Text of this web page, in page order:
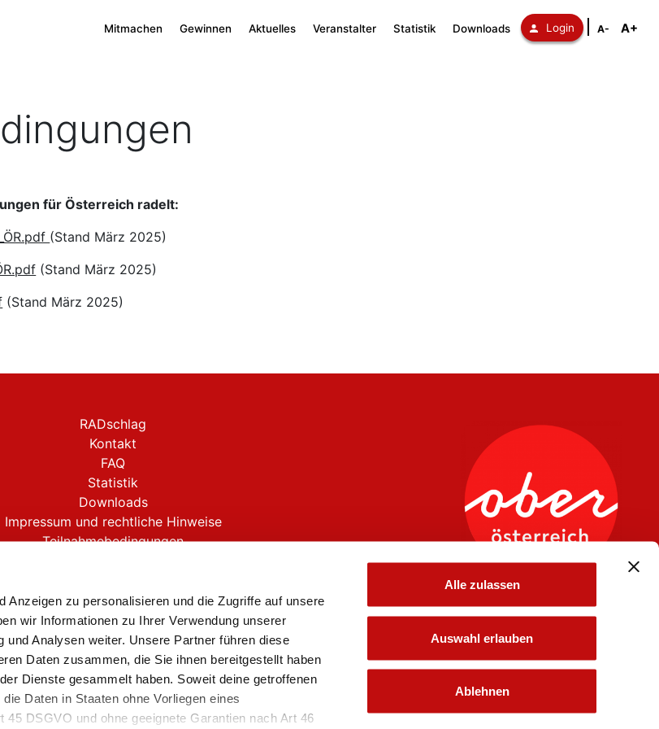
Anzeigen zu personalisieren und die Zugriffe auf unsere
wir Informationen zu Ihrer Verwendung unserer
und Analysen weiter. Unsere Partner führen diese
Daten zusammen, die Sie ihnen bereitgestellt haben
Dienste gesammelt haben. Soweit deine getroffenen
Daten in Staaten ohne Vorliegen eines
DSGVO und ohne geeignete Garantien nach Art 46
Alle zulassen
Auswahl erlauben
Ablehnen
Mitmachen Gewinnen Aktuelles Veranstalter Statistik Downloads Login A- A+
für Österreich radelt:
(Stand März 2025)
(Stand März 2025)
(Stand März 2025)
RADschlag
Kontakt
FAQ
Statistik
Downloads
Impressum und rechtliche Hinweise
Teilnahmebedingungen